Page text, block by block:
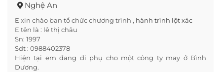
Nghệ An
E xin chào ban tổ chức chương trình , hành trình lột xác
E tên là : lê thị châu
Sn: 1997
Sdt : 0988402378
Hiện tại em đang đi phụ cho một công ty may ở Bình
Dương.